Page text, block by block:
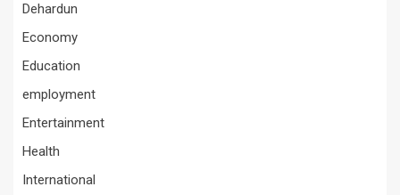
Dehardun
Economy
Education
employment
Entertainment
Health
International